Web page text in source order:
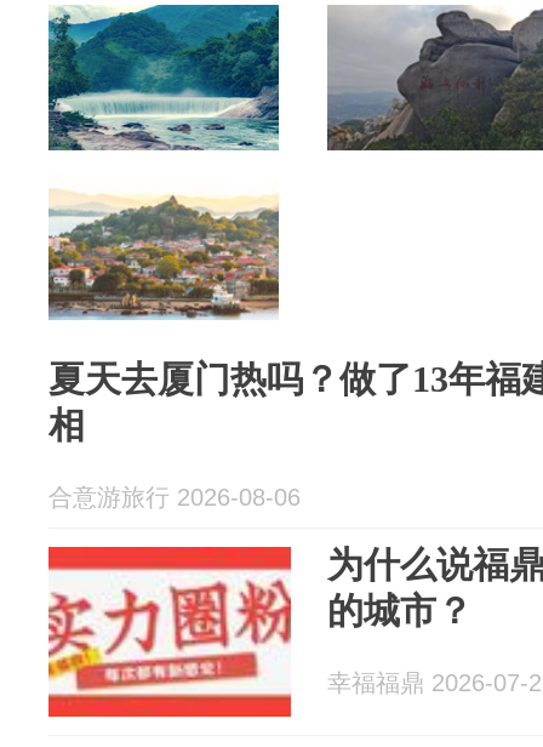
夏天去厦门热吗？做了13年福
相
合意游旅行 2026-08-06
为什么说福
的城市？
幸福福鼎 2026-07-